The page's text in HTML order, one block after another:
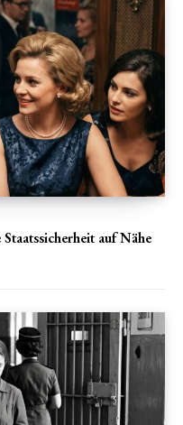
auf Nähe